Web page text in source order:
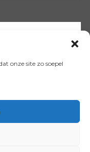
onze site zo soepel